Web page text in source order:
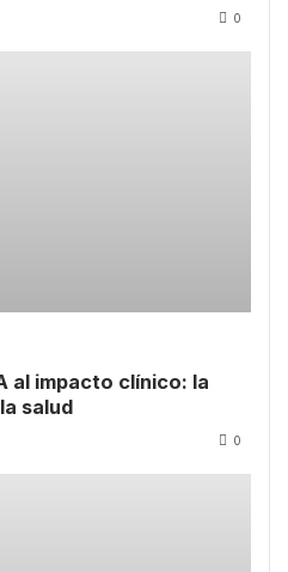
0
al impacto clínico: la
salud
0